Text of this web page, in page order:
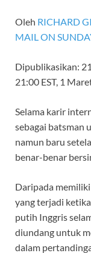
Oleh RICHARD
MAIL ON
Dipublikasikan:
21:00 EST, 1
Selama karir
sebagai batsman
namun baru
benar-benar
Daripada
yang terjadi
putih Inggris
diundang untuk
dalam